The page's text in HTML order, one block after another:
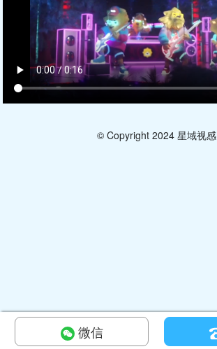
© Copyright 2024 星域视感
微信